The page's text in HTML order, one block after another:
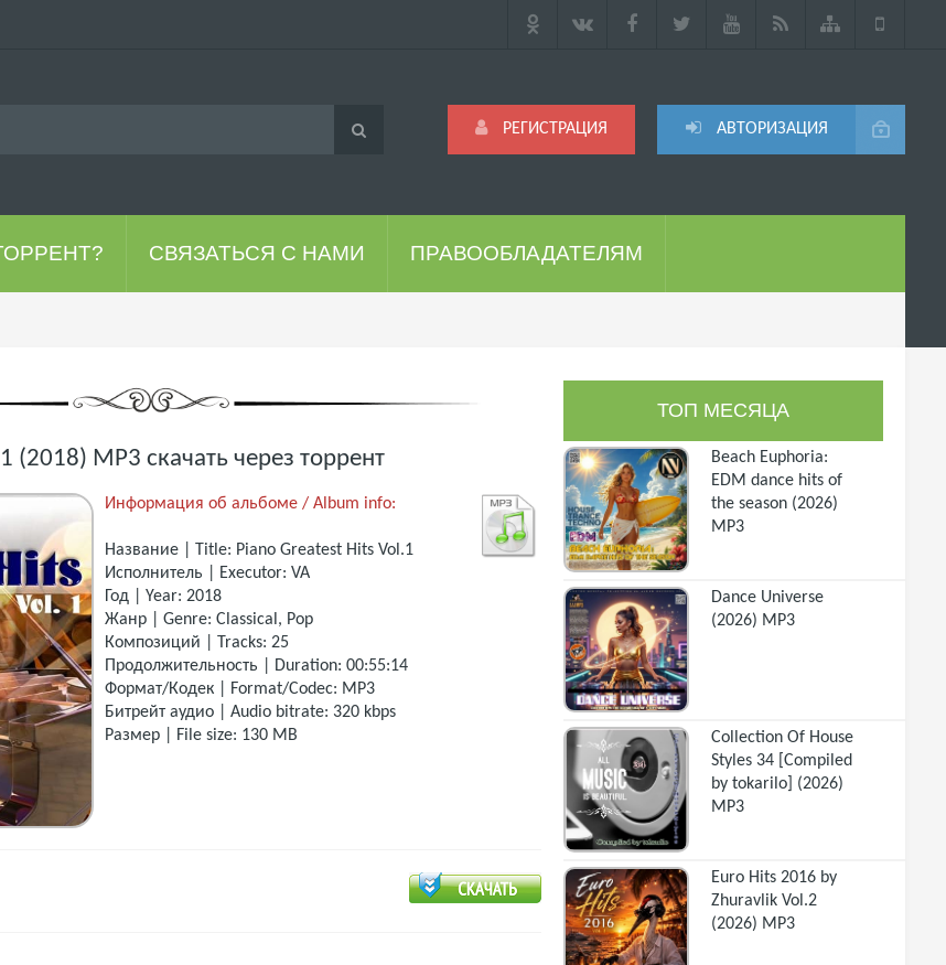
АВТОРИЗАЦИЯ
РЕГИСТРАЦИЯ
СВЯЗАТЬСЯ С НАМИ ПРАВООБЛАДАТЕЛЯМ
(2018) MP3 скачать через торрент
Информация об альбоме / Album info:
Название | Title: Piano Greatest Hits Vol.1
Исполнитель | Executor: VA
Год | Year: 2018
Жанр | Genre: Classical, Pop
Композиций | Tracks: 25
Продолжительность | Duration: 00:55:14
Формат/Кодек | Format/Codec: MP3
Битрейт аудио | Audio bitrate: 320 kbps
Размер | File size: 130 MB
ТОП МЕСЯЦА
Beach Euphoria:
EDM dance hits of
the season (2026)
MP3
Dance Universe
(2026) MP3
Collection Of House
Styles 34 [Compiled
by tokarilo] (2026)
MP3
Euro Hits 2016 by
Zhuravlik Vol.2
(2026) MP3